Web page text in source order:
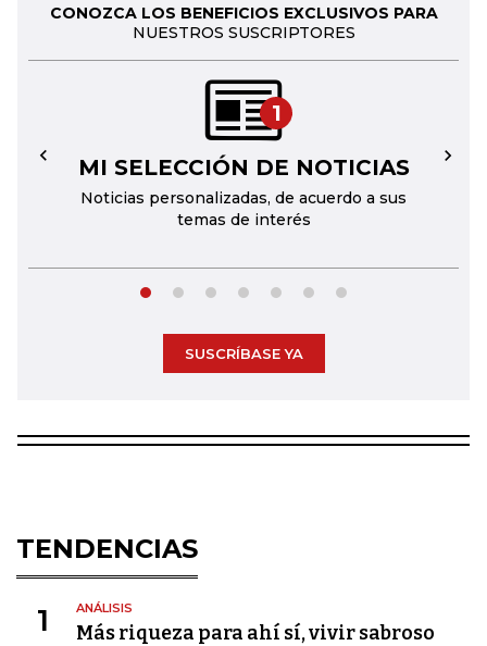
CONOZCA LOS BENEFICIOS EXCLUSIVOS PARA
NUESTROS SUSCRIPTORES
1
MI SELECCIÓN DE NOTICIAS
Noticias personalizadas, de acuerdo a sus
temas de interés
← →
SUSCRÍBASE YA
TENDENCIAS
1 ANÁLISIS
Más riqueza para ahí sí, vivir sabroso